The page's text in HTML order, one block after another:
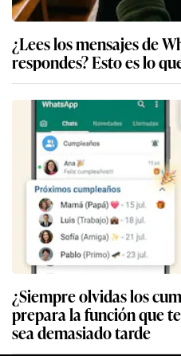
¿Lees los mensajes de
respondes? Esto es lo
¿Siempre olvidas los
prepara la función que
sea demasiado tarde